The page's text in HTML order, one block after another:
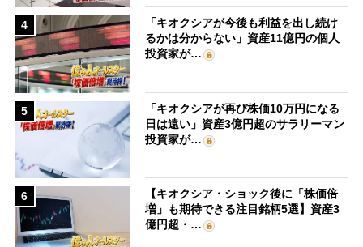
4
「キオクシアが今後も利益を出し続け
るかは分からない」資産11億円の個人
投資家が…
5
「キオクシアが再び株価10万円になる
日は遠い」資産3億円超のサラリーマン
投資家が…
6
【キオクシア・ショック後に「株価倍
増」も期待できる注目銘柄5選】資産3
億円超・…